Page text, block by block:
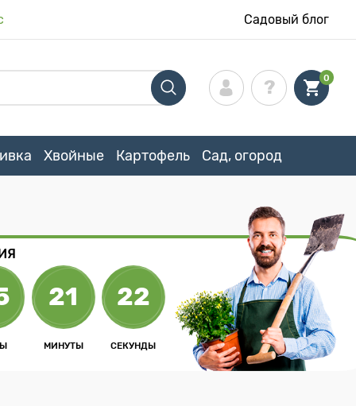
Садовый блог
0
Хвойные Картофель Сад, огород
21
МИНУТЫ
21
СЕКУНДЫ